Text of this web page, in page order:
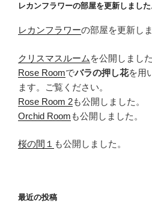
レカンフラワーの部屋を更新しました
レカンフラワーの部屋を更新しま
クリスマスルーム を公開しまし
Rose Roomでバラの押し花を用
ます。ご覧ください。
Rose Room 2も公開しました。
Orchid Room も公開しました。
桜の間１ も公開しました。
最近の投稿